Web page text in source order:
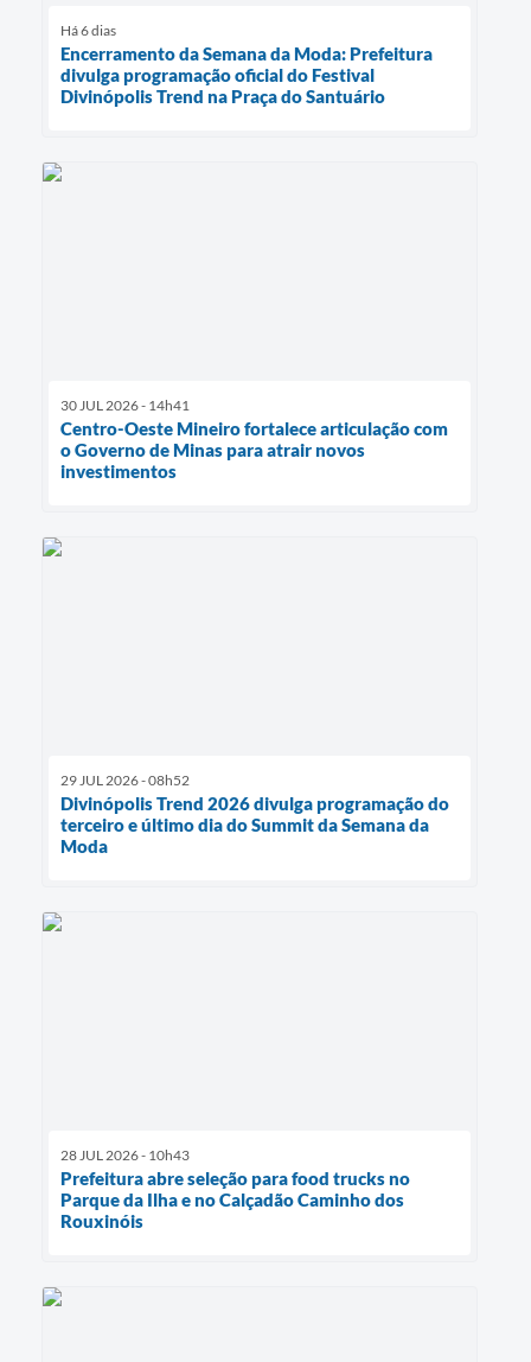
Há 6 dias
Encerramento da Semana da Moda: Prefeitura
divulga programação oficial do Festival
Divinópolis Trend na Praça do Santuário
30 JUL 2026 - 14h41
Centro-Oeste Mineiro fortalece articulação com
o Governo de Minas para atrair novos
investimentos
29 JUL 2026 - 08h52
Divinópolis Trend 2026 divulga programação do
terceiro e último dia do Summit da Semana da
Moda
28 JUL 2026 - 10h43
Prefeitura abre seleção para food trucks no
Parque da Ilha e no Calçadão Caminho dos
Rouxinóis